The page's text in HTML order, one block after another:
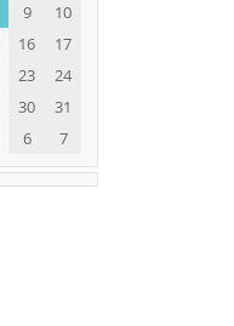
9
10
16
17
23
24
30
31
6 7